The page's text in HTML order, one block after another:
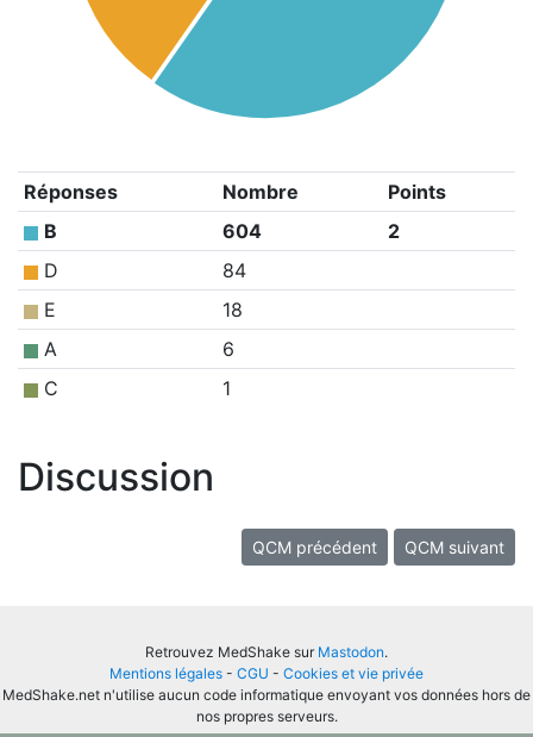
Réponses Nombre
Points
B
604
2
D
84
E
18
A
6
C
1
Discussion
QCM précédent QCM suivant
Retrouvez MedShake sur Mastodon.
Mentions légales - CGU - Cookies et vie privée
MedShake.net n'utilise aucun code informatique envoyant vos données hors de
nos propres serveurs.